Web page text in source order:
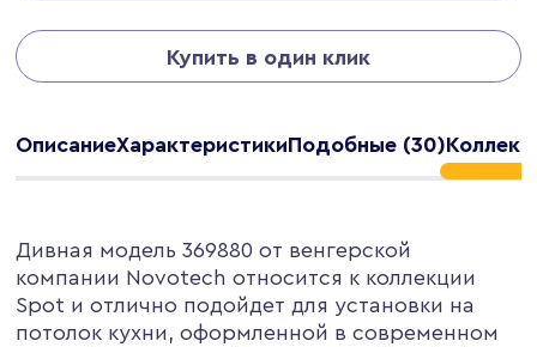
Купить в один клик
ОписаниеХарактеристикиПодобные (30)
Дивная модель 369880 от венгерской
компании Novotech относится к коллекции
Spot и отлично подойдет для установки на
потолок кухни, оформленной в современном